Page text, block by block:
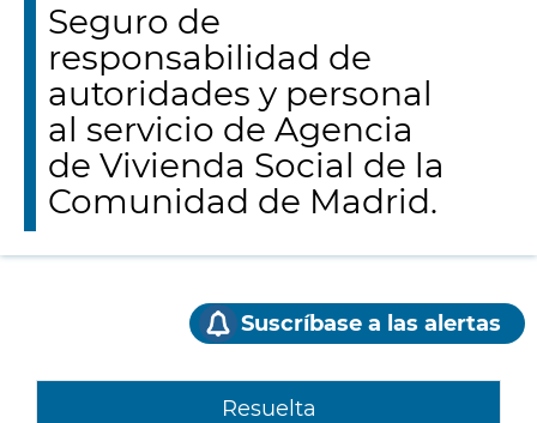
Seguro de
responsabilidad de
autoridades y personal
al servicio de Agencia
de Vivienda Social de la
Comunidad de Madrid.
Suscríbase a las alertas
Resuelta